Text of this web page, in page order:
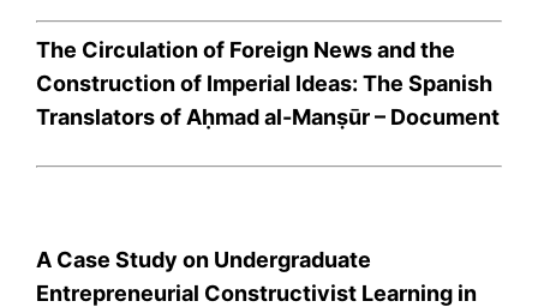
The Circulation of Foreign News and the
Construction of Imperial Ideas: The Spanish
Translators of Aḥmad al-Manṣūr – Document
A Case Study on Undergraduate
Entrepreneurial Constructivist Learning in